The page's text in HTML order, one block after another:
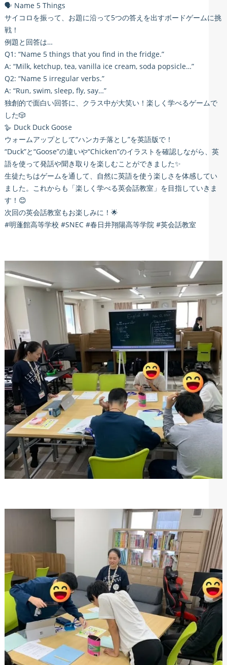
🗣️ Name 5 Things
サイコロを振って、お題に沿って5つの答えを出すボードゲームに挑
戦！
例題と回答は…
Q1: “Name 5 things that you find in the fridge.”
A: “Milk, ketchup, tea, vanilla ice cream, soda popsicle…”
Q2: “Name 5 irregular verbs.”
A: “Run, swim, sleep, fly, say…”
独創的で面白い回答に、クラス中が大笑い！楽しく学べるゲームで
した🎲
🪿 Duck Duck Goose
ウォームアップとして“ハンカチ落とし”を英語版で！
“Duck”と“Goose”の違いや“Chicken”のイラストを確認しながら、英
語を使って発話や聞き取りを楽しむことができました✨
生徒たちはゲームを通して、自然に英語を使う楽しさを体感してい
ました。これからも「楽しく学べる英会話教室」を目指していきま
す！😊
次回の英会話教室もお楽しみに！🌟
#明蓬館高等学校 #SNEC #春日井翔陽高等学院 #英会話教室